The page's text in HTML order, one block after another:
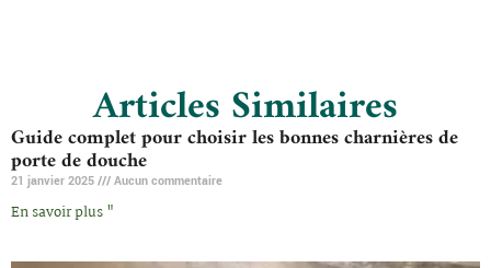
Articles Similaires
Guide complet pour choisir les bonnes charnières de
porte de douche
21 janvier 2025 Aucun commentaire
En savoir plus "